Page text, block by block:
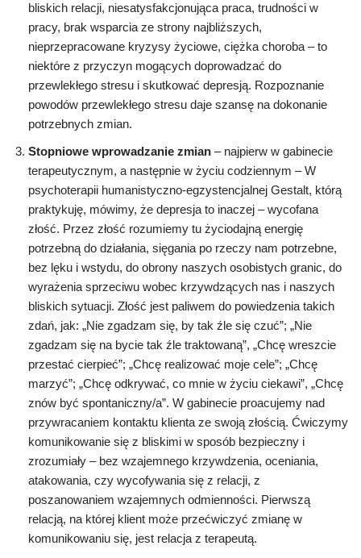
bliskich relacji, niesatysfakcjonująca praca, trudności w
pracy, brak wsparcia ze strony najbliższych,
nieprzepracowane kryzysy życiowe, ciężka choroba – to
niektóre z przyczyn mogących doprowadzać do
przewlekłego stresu i skutkować depresją. Rozpoznanie
powodów przewlekłego stresu daje szansę na dokonanie
potrzebnych zmian.
Stopniowe wprowadzanie zmian – najpierw w gabinecie
terapeutycznym, a następnie w życiu codziennym – W
psychoterapii humanistyczno-egzystencjalnej Gestalt, którą
praktykuję, mówimy, że depresja to inaczej – wycofana
złość. Przez złość rozumiemy tu życiodajną energię
potrzebną do działania, sięgania po rzeczy nam potrzebne,
bez lęku i wstydu, do obrony naszych osobistych granic, do
wyrażenia sprzeciwu wobec krzywdzących nas i naszych
bliskich sytuacji. Złość jest paliwem do powiedzenia takich
zdań, jak: „Nie zgadzam się, by tak źle się czuć”; „Nie
zgadzam się na bycie tak źle traktowaną”, „Chcę wreszcie
przestać cierpieć”; „Chcę realizować moje cele”; „Chcę
marzyć”; „Chcę odkrywać, co mnie w życiu ciekawi”, „Chcę
znów być spontaniczny/a”. W gabinecie proacujemy nad
przywracaniem kontaktu klienta ze swoją złością. Ćwiczymy
komunikowanie się z bliskimi w sposób bezpieczny i
zrozumiały – bez wzajemnego krzywdzenia, oceniania,
atakowania, czy wycofywania się z relacji, z
poszanowaniem wzajemnych odmienności. Pierwszą
relacją, na której klient może przećwiczyć zmianę w
komunikowaniu się, jest relacja z terapeutą.